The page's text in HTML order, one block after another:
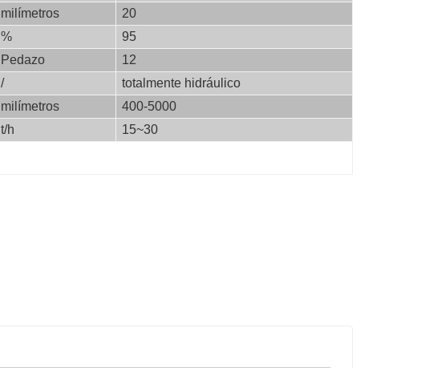
milímetros
20
%
95
Pedazo
12
/
totalmente hidráulico
milímetros
400-5000
t/h 15~30